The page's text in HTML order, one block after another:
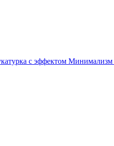
с эффектом Минимализм